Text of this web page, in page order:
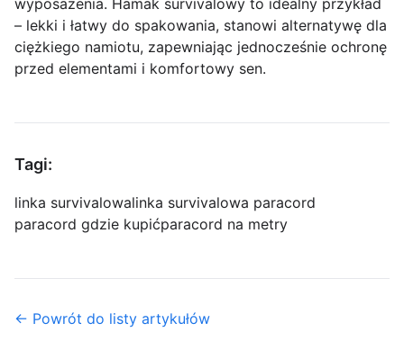
wyposażenia. Hamak survivalowy to idealny przykład
– lekki i łatwy do spakowania, stanowi alternatywę dla
ciężkiego namiotu, zapewniając jednocześnie ochronę
przed elementami i komfortowy sen.
Tagi:
linka survivalowalinka survivalowa paracord
paracord gdzie kupićparacord na metry
← Powrót do listy artykułów